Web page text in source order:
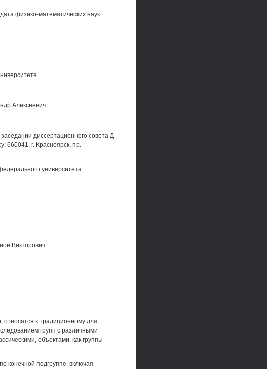
физико-математических наук
Алексеевич
диссертационного совета Д
660041, г. Красноярск, пр.
университета.
Викторович
относятся к традиционному для
групп с различными
объектами, как группы
конечной подгруппе, включая